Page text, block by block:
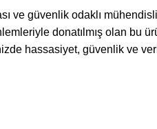
ve güvenlik odaklı
donatılmış olan bu
hassasiyet, güvenlik ve